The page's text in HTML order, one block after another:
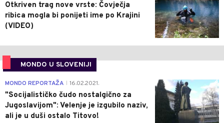
Otkriven trag nove vrste: Čovječja
ribica mogla bi ponijeti ime po Krajini
(VIDEO)
MONDO U SLOVENIJI
4
MONDO REPORTAŽA 16.02.2021.
"Socijalističko čudo nostalgično za
Jugoslavijom": Velenje je izgubilo naziv,
ali je u duši ostalo Titovo!